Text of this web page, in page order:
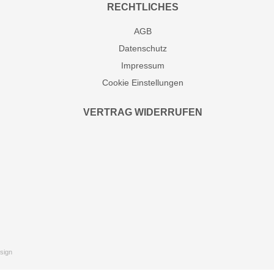
RECHTLICHES
AGB
Datenschutz
Impressum
Cookie Einstellungen
VERTRAG WIDERRUFEN